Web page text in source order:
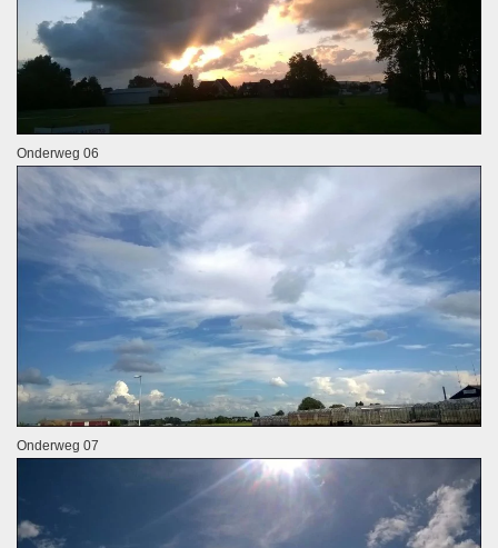
Onderweg 06
Onderweg 07